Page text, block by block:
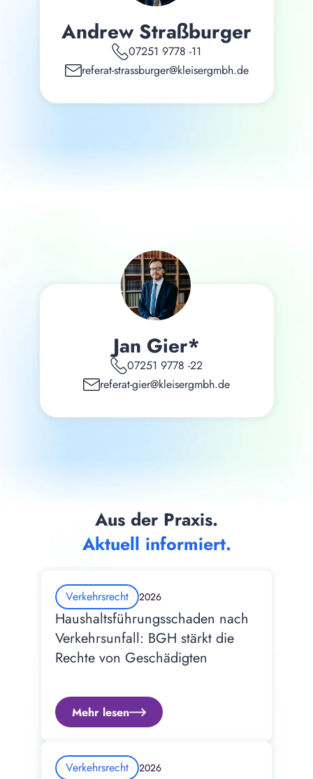
Andrew Straßburger
07251 9778 -11
referat-strassburger@kleisergmbh.de
Jan Gier*
07251 9778 -22
referat-gier@kleisergmbh.de
Aus der Praxis.
Aktuell informiert.
Verkehrsrecht 2026
Haushaltsführungsschaden nach
Verkehrsunfall: BGH stärkt die
Rechte von Geschädigten
Mehr lesen
Verkehrsrecht 2026